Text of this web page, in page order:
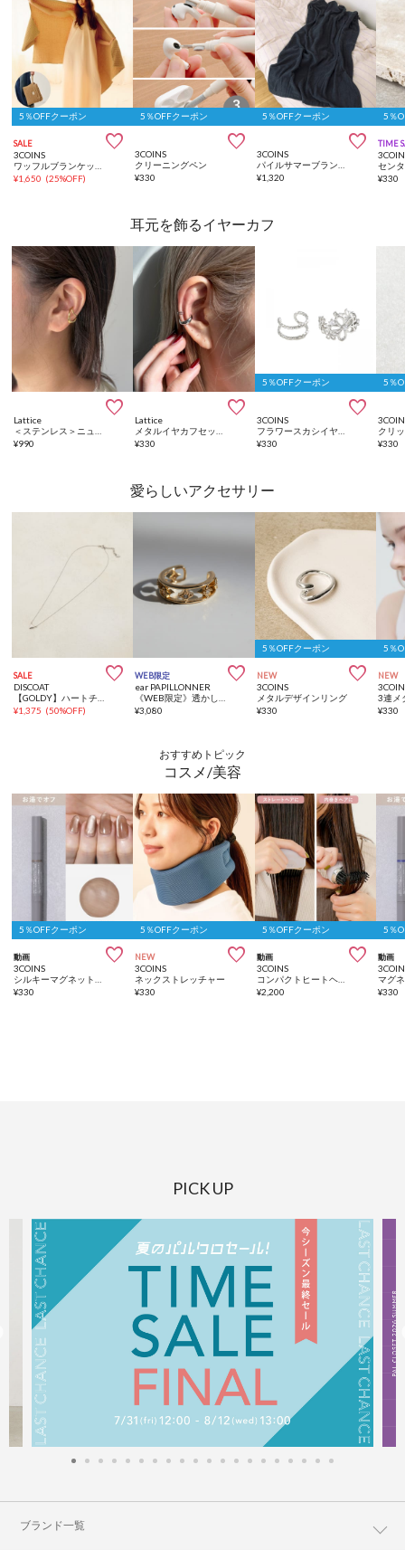
5％OFFクーポン
SALE 
3COINS
¥1,650 (25%OFF)
5％OFFクーポン

3COINS
クリーニングペン
¥330
5％OFFクーポン

3COINS
¥1,320
5％
TIME
¥330
耳元を飾るイヤーカフ

Lattice
¥990

Lattice
¥330
5％OFFクーポン

3COINS
¥330
5％
¥330
愛らしいアクセサリー
SALE 
DISCOAT
¥1,375 (50%OFF)
WEB限定 
ear PAPILLONNER
¥3,080
5％OFFクーポン
NEW 
3COINS
メタルデザインリング
¥330
5％
NEW
3連メ
¥330
おすすめトピック
コスメ/美容
5％OFFクーポン
動画 
3COINS
シルキーマグネットスティックネイルジェル／and us
¥330
5％OFFクーポン
NEW 
3COINS
ネックストレッチャー
¥330
5％OFFクーポン
動画 
3COINS
コンパクトヒートヘアコーム／and us
¥2,200
5％
動画
¥330
PICK UP
ブランド一覧